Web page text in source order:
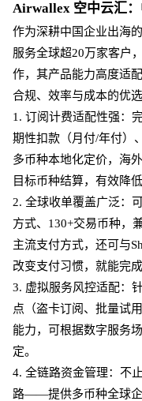
Airwallex 空中云汇
作为深耕中国企业出海
服务全球超20万家客户
作，其产品能力高度适
合规、效率与成本的优
1. 订阅计费适配性强：
期性扣款（月付/年付）
多币种本地化定价，海
目标币种结算，有效降
2. 全球收单覆盖广泛：
方式、130+交易币种，
主流支付方式，还可与
改变支付习惯，就能完
3. 虚拟服务风控适配：
点（盗卡订阅、批量试
能力，可根据数字服务
定。
4. 全链路资金管理：不
路——提供多币种全球企